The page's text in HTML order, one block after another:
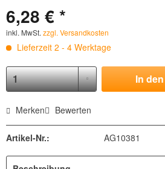
6,28 € *
inkl. MwSt. zzgl. Versandkosten
Lieferzeit 2 - 4 Werktage
In den
Merken Bewerten
Artikel-Nr.: AG10381